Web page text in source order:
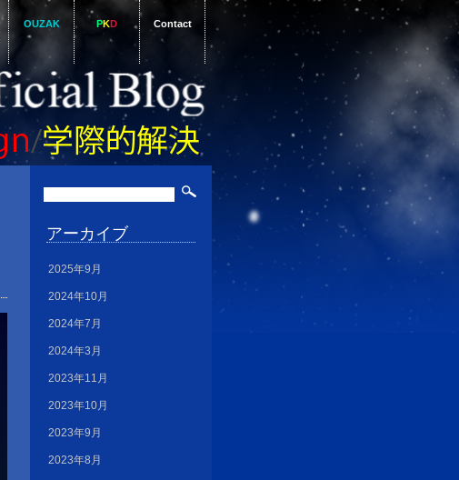
OUZAK PKD Contact
アーカイブ
2025年9月
2024年10月
2024年7月
2024年3月
2023年11月
2023年10月
2023年9月
2023年8月